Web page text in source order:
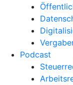
Podcast